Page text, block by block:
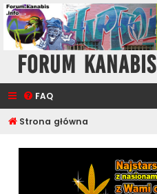
Forum Kanabis
FAQ
Strona główna